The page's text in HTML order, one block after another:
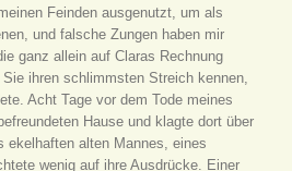
Feinden ausgenutzt, um als
und falsche Zungen haben mir
ganz allein auf Claras Rechnung
ihren schlimmsten Streich kennen,
Acht Tage vor dem Tode meines
Hause und klagte dort über
ekelhaften alten Mannes, eines
wenig auf ihre Ausdrücke. Einer